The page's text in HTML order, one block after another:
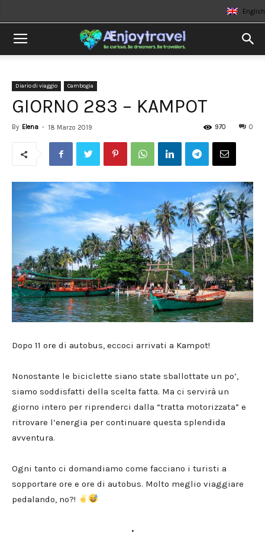
English
Diario di viaggio Cambogia
GIORNO 283 – KAMPOT
By Elena - 18 Marzo 2019 0
970
Dopo 11 ore di autobus, eccoci arrivati a Kampot!
Nonostante le biciclette siano state sballottate un po’,
siamo soddisfatti della scelta fatta. Ma ci servirà un
giorno intero per riprenderci dalla “tratta motorizzata” e
ritrovare l’energia per continuare questa splendida
avventura.
Ogni tanto ci domandiamo come facciano i turisti a
sopportare ore e ore di autobus. Molto meglio viaggiare
pedalando, no?!
•